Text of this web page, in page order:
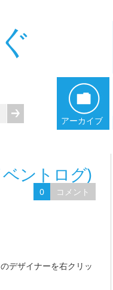
アーカイブ
ントログ)
0
コメント
デザイナーを右クリッ